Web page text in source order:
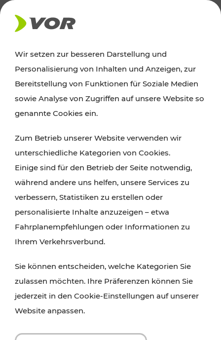
AKTUELLES
News
Alle wichtigen Meldungen zu Fahrplanänderungen,
finden Sie hier im Überblick.
Wir setzen zur besseren Darstellung und
Personalisierung von Inhalten und Anzeigen, zur
Bereitstellung von Funktionen für Soziale Medien
sowie Analyse von Zugriffen auf unsere Website so
genannte Cookies ein.
Zum Betrieb unserer Website verwenden wir
unterschiedliche Kategorien von Cookies.
Einige sind für den Betrieb der Seite notwendig,
während andere uns helfen, unsere Services zu
verbessern, Statistiken zu erstellen oder
personalisierte Inhalte anzuzeigen – etwa
Fahrplanempfehlungen oder Informationen zu
Ihrem Verkehrsverbund.
Sie können entscheiden, welche Kategorien Sie
zulassen möchten. Ihre Präferenzen können Sie
jederzeit in den Cookie-Einstellungen auf unserer
Website anpassen.